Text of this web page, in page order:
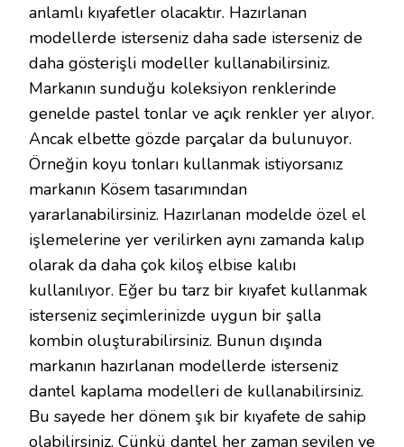
anlamlı kıyafetler olacaktır. Hazırlanan
modellerde isterseniz daha sade isterseniz de
daha gösterişli modeller kullanabilirsiniz.
Markanın sunduğu koleksiyon renklerinde
genelde pastel tonlar ve açık renkler yer alıyor.
Ancak elbette gözde parçalar da bulunuyor.
Örneğin koyu tonları kullanmak istiyorsanız
markanın Kösem tasarımından
yararlanabilirsiniz. Hazırlanan modelde özel el
işlemelerine yer verilirken aynı zamanda kalıp
olarak da daha çok kiloş elbise kalıbı
kullanılıyor. Eğer bu tarz bir kıyafet kullanmak
isterseniz seçimlerinizde uygun bir şalla
kombin oluşturabilirsiniz. Bunun dışında
markanın hazırlanan modellerde isterseniz
dantel kaplama modelleri de kullanabilirsiniz.
Bu sayede her dönem şık bir kıyafete de sahip
olabilirsiniz. Çünkü dantel her zaman sevilen ve